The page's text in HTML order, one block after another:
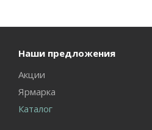
Наши предложения
Акции
Ярмарка
Каталог